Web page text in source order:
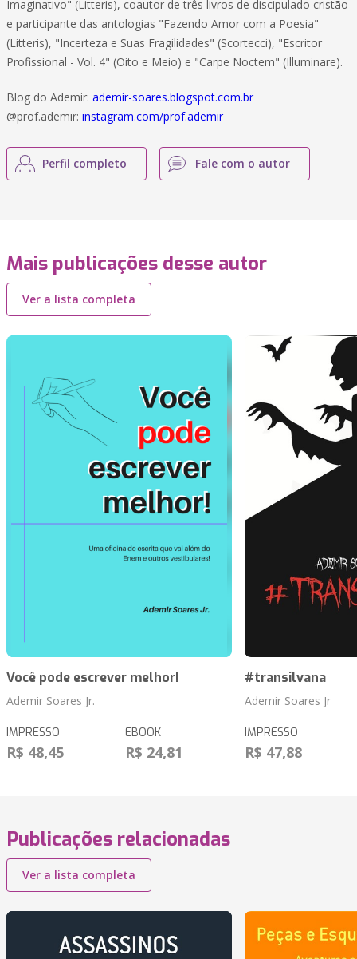
Imaginativo" (Litteris), coautor de três livros de discipulado cristão
e participante das antologias "Fazendo Amor com a Poesia"
(Litteris), "Incerteza e Suas Fragilidades" (Scortecci), "Escritor
Profissional - Vol. 4" (Oito e Meio) e "Carpe Noctem" (Illuminare).
Blog do Ademir: ademir-soares.blogspot.com.br
@prof.ademir: instagram.com/prof.ademir
Perfil completo Fale com o autor
Mais publicações desse autor
Ver a lista completa
Você pode escrever melhor!
Ademir Soares Jr.
IMPRESSO
R$ 48,45
EBOOK
R$ 24,81
#transilvana
Ademir Soares Jr
IMPRESSO
R$ 47,88
Publicações relacionadas
Ver a lista completa